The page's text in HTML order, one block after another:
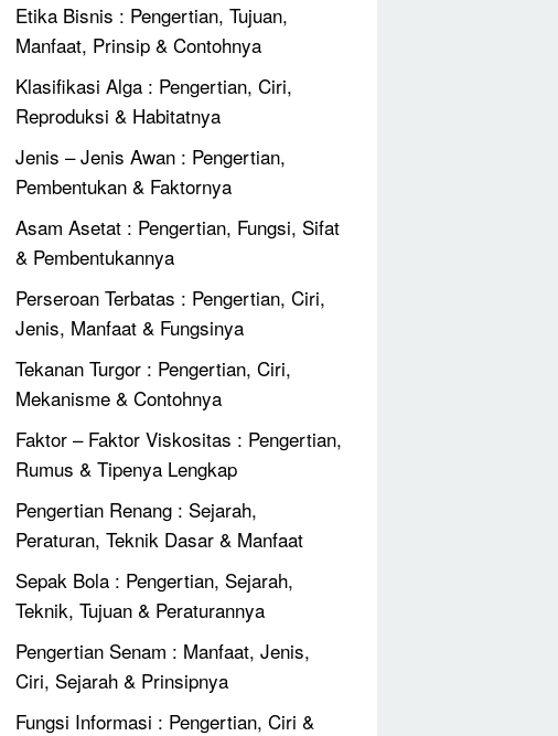
Etika Bisnis : Pengertian, Tujuan,
Manfaat, Prinsip & Contohnya
Klasifikasi Alga : Pengertian, Ciri,
Reproduksi & Habitatnya
Jenis – Jenis Awan : Pengertian,
Pembentukan & Faktornya
Asam Asetat : Pengertian, Fungsi, Sifat
& Pembentukannya
Perseroan Terbatas : Pengertian, Ciri,
Jenis, Manfaat & Fungsinya
Tekanan Turgor : Pengertian, Ciri,
Mekanisme & Contohnya
Faktor – Faktor Viskositas : Pengertian,
Rumus & Tipenya Lengkap
Pengertian Renang : Sejarah,
Peraturan, Teknik Dasar & Manfaat
Sepak Bola : Pengertian, Sejarah,
Teknik, Tujuan & Peraturannya
Pengertian Senam : Manfaat, Jenis,
Ciri, Sejarah & Prinsipnya
Fungsi Informasi : Pengertian, Ciri &